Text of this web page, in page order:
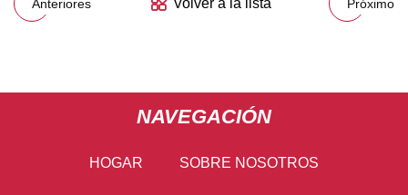
Anteriores Volver a la lista Próximo
NAVEGACIÓN
HOGAR SOBRE NOSOTROS